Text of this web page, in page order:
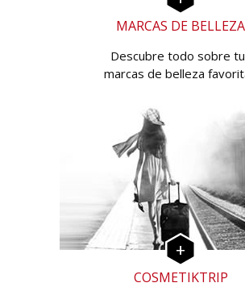
MARCAS DE BELLEZA
Descubre todo sobre
marcas de belleza
COSMETIKTRIP